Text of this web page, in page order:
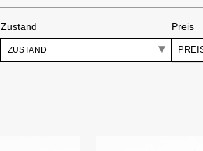
Zustand
ZUSTAND
Preis